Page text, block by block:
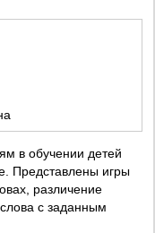
в обучении детей
Представлены игры
различение
с заданным